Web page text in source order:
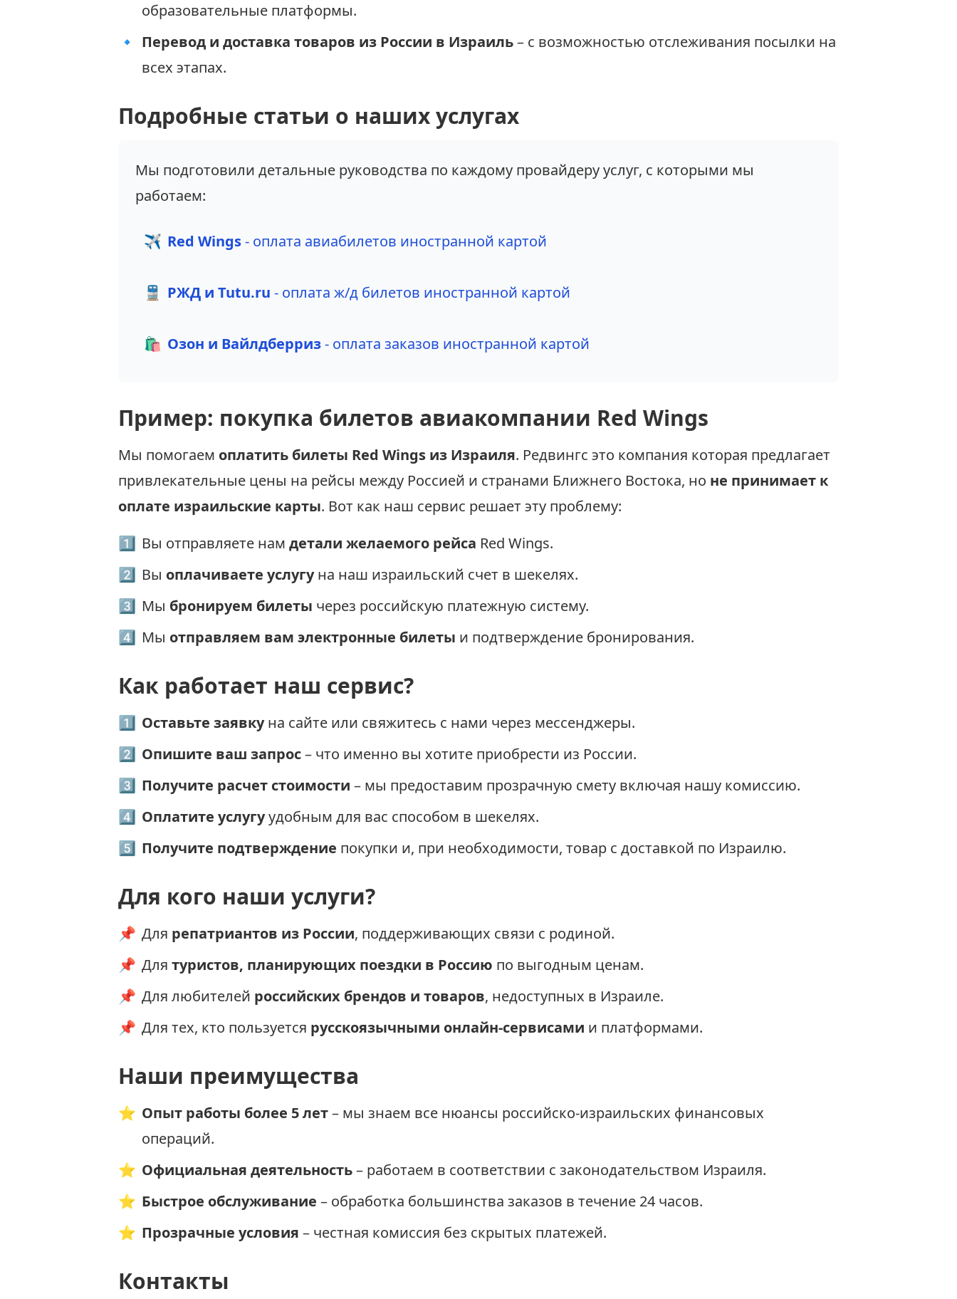
образовательные платформы.
🔹
Перевод и доставка товаров из России в Израиль– с возможностью отслеживания посылки на
всех этапах.
Подробные статьи о наших услугах
Мы подготовили детальные руководства по каждому провайдеру услуг, с которыми мы
работаем:
✈️ Red Wings- оплата авиабилетов иностранной картой
🚆 РЖД и Tutu.ru - оплата ж/д билетов иностранной картой
🛍️ Озон и Вайлдберриз- оплата заказов иностранной картой
Пример: покупка билетов авиакомпании Red Wings
Мы помогаем оплатить билеты Red Wings из Израиля. Редвингс это компания которая предлагает
привлекательные цены на рейсы между Россией и странами Ближнего Востока, но не принимает к
оплате израильские карты. Вот как наш сервис решает эту проблему:
1 Вы отправляете намдетали желаемого рейса Red Wings.
2 Вы оплачиваете услугуна наш израильский счет в шекелях.
3 Мы бронируем билеты через российскую платежную систему.
4 Мы отправляем вам электронные билеты и подтверждение бронирования.
Как работает наш сервис?
1 Оставьте заявкуна сайте или свяжитесь с нами через мессенджеры.
2 Опишите ваш запрос– что именно вы хотите приобрести из России.
3 Получите расчет стоимости – мы предоставим прозрачную смету включая нашу комиссию.
4 Оплатите услугуудобным для вас способом в шекелях.
5 Получите подтверждение покупки и, при необходимости, товар с доставкой по Израилю.
Для кого наши услуги?
📌 Для репатриантов из России, поддерживающих связи с родиной.
📌 Длятуристов, планирующих поездки в Россию по выгодным ценам.
📌 Для любителей российских брендов и товаров, недоступных в Израиле.
📌 Для тех, кто пользуется русскоязычными онлайн-сервисами и платформами.
Наши преимущества
⭐ Опыт работы более 5 лет– мы знаем все нюансы российско-израильских финансовых
операций.
⭐ Официальная деятельность– работаем в соответствии с законодательством Израиля.
⭐ Быстрое обслуживание – обработка большинства заказов в течение 24 часов.
⭐ Прозрачные условия – честная комиссия без скрытых платежей.
Контакты